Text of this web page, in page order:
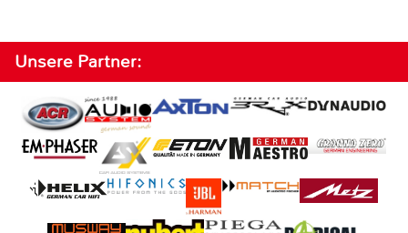
Unsere Partner: